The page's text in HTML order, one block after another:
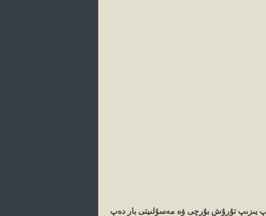
يىزىپ تۇرۇش بۇرچى ۋە مەسۇلىيتى بار دەپ